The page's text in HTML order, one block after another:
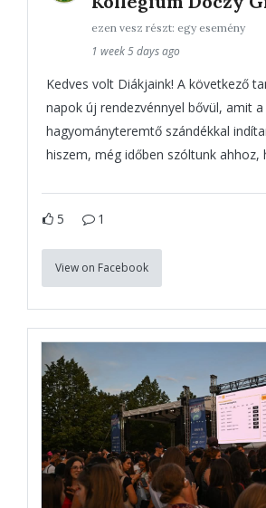
ezen vesz részt: egy esemény
1 week 5 days ago
Kedves volt Diákjaink! A következő
napok új rendezvénnyel bővül, amit
hagyományteremtő szándékkal
hiszem, még időben szóltunk ahhoz,
5 1
View on Facebook